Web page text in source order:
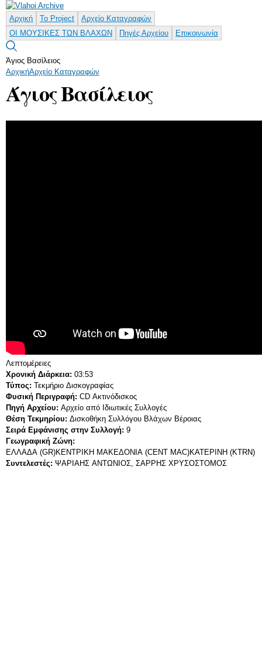
προς το
κυρίως
περιεχόμενο
Αρχική Το Project
Αρχείο Καταγραφών
ΟΙ ΜΟΥΣΙΚΕΣ ΤΩΝ ΒΛΑΧΩΝ
Πηγές Αρχείου Επικοινωνία
Άγιος Βασίλειος
ΑρχικήΑρχείο Καταγραφών
Άγιος Βασίλειος
Λεπτομέρειες
Χρονική Διάρκεια: 03:53
Τύπος: Τεκμήριο Δισκογραφίας
Φυσική Περιγραφή: CD Ακτινόδισκος
Πηγή Αρχείου: Αρχείο από Ιδιωτικές Συλλογές
Θέση Τεκμηρίου: Δισκοθήκη Συλλόγου Βλάχων Βέροιας
Σειρά Εμφάνισης στην Συλλογή: 9
Γεωγραφική Ζώνη:
ΕΛΛΑΔΑ (GR)ΚΕΝΤΡΙΚΗ ΜΑΚΕΔΟΝΙΑ (CENT MAC)ΚΑΤΕΡΙΝΗ (KTRN)
Συντελεστές: ΨΑΡΙΑΗΣ ΑΝΤΩΝΙΟΣ, ΣΑΡΡΗΣ ΧΡΥΣΟΣΤΟΜΟΣ